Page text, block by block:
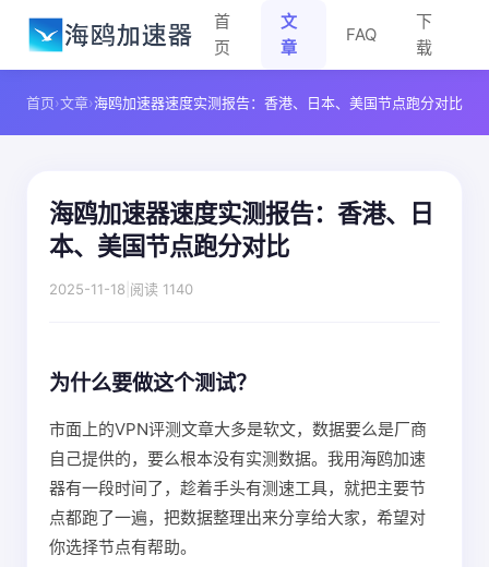
首
页
文
章
FAQ
下
载
首页›文章›海鸥加速器速度实测报告：香港、日本、美国节点跑分对比
海鸥加速器速度实测报告：香港、日
本、美国节点跑分对比
2025-11-18 阅读 1140
为什么要做这个测试？
市面上的VPN评测文章大多是软文，数据要么是厂商
自己提供的，要么根本没有实测数据。我用海鸥加速
器有一段时间了，趁着手头有测速工具，就把主要节
点都跑了一遍，把数据整理出来分享给大家，希望对
你选择节点有帮助。